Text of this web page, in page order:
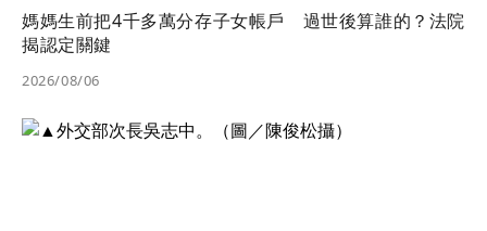
媽媽生前把4千多萬分存子女帳戶 過世後算誰的？法院
揭認定關鍵
2026/08/06